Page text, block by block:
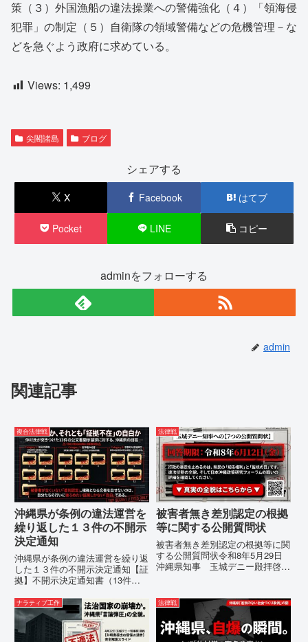
策（３）外国漁船の違法操業への警備強化（４）「領海侵
犯罪」の制定（５）自衛隊の領域警備などの危機管理－な
どを急ぐよう政府に求めている。
Views: 1,499
尖閣諸島 ブログ
シェアする
X Facebook はてブ
Pocket LINE コピー
adminをフォローする
admin
関連記事
複合法律戦
沖縄県が条例の違法運営を
繰り返した１３件の不開示
決定通知
沖縄県が条例の違法運営を繰り返
した１３件の不開示決定通知【証
拠】不開示決定通知書（13件）
が請求した「差別認定の根拠」に
対し、県は全て非開示・存否応答
拒否を突きつけました。これは、
彼らが行政手続きの正当性を失
法律戦
被害者無き差別認定の根拠
等に関する公開質問状
被害者無き差別認定の根拠等に関
する公開質問状令和8年5月29日
沖縄県知事 玉城デニー殿拝啓貴
ます。私は、適正な意見陳述（弁
明）を行うにあたり、沖縄県行政
手続条例第28条で定められた...
ナラティブ工作 法律戦